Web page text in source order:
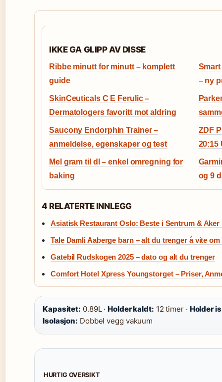
IKKE GA GLIPP AV DISSE
Ribbe minutt for minutt – komplett
guide
– ny
SkinCeuticals C E Ferulic –
Dermatologers favoritt mot aldring
Saucony Endorphin Trainer –
anmeldelse, egenskaper og test
ZDF
20:15
Mel gram til dl – enkel omregning for
baking
og 9
4 RELATERTE INNLEGG
Asiatisk Restaurant Oslo: Beste i Sentrum & Aker
Tale Damli Aaberge barn – alt du trenger å vite
Gatebil Rudskogen 2025 – dato og alt du trenger
Comfort Hotel Xpress Youngstorget – Priser,
Kapasitet: 0.89L ·Holder kaldt: 12 timer · Holder
Isolasjon: Dobbel vegg vakuum
HURTIG OVERSIKT